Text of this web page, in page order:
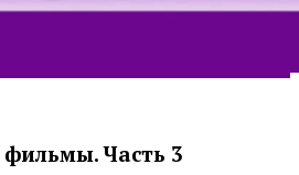
фильмы. Часть 3